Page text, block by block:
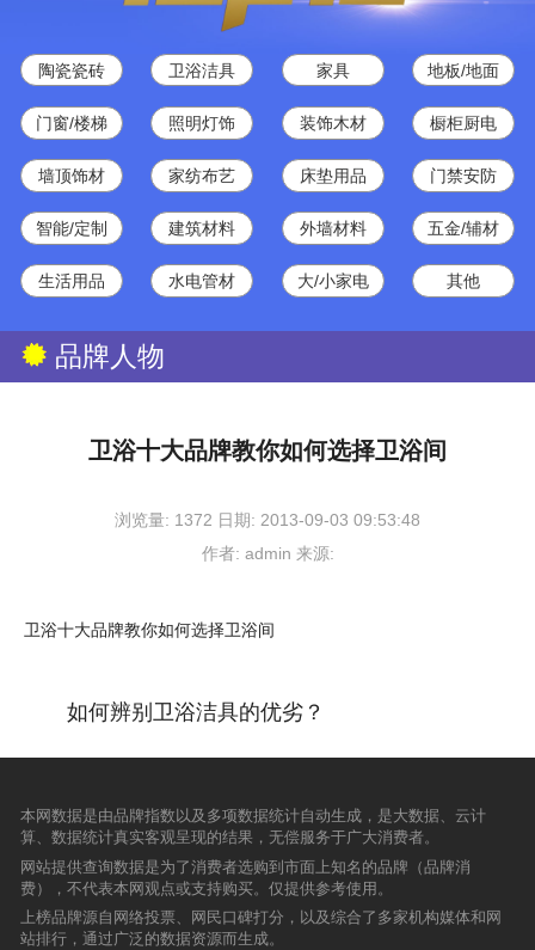
陶瓷瓷砖 卫浴洁具 家具 地板/地面
门窗/楼梯 照明灯饰 装饰木材 橱柜厨电
墙顶饰材 家纺布艺 床垫用品 门禁安防
智能/定制 建筑材料 外墙材料 五金/辅材
生活用品 水电管材 大/小家电 其他
品牌人物
卫浴十大品牌教你如何选择卫浴间
浏览量: 1372 日期: 2013-09-03 09:53:48
作者: admin 来源:
卫浴十大品牌教你如何选择卫浴间
如何辨别卫浴洁具的优劣？
本网数据是由品牌指数以及多项数据统计自动生成，是大数据、云计
算、数据统计真实客观呈现的结果，无偿服务于广大消费者。
网站提供查询数据是为了消费者选购到市面上知名的品牌（品牌消
费），不代表本网观点或支持购买。仅提供参考使用。
上榜品牌源自网络投票、网民口碑打分，以及综合了多家机构媒体和网
站排行，通过广泛的数据资源而生成。